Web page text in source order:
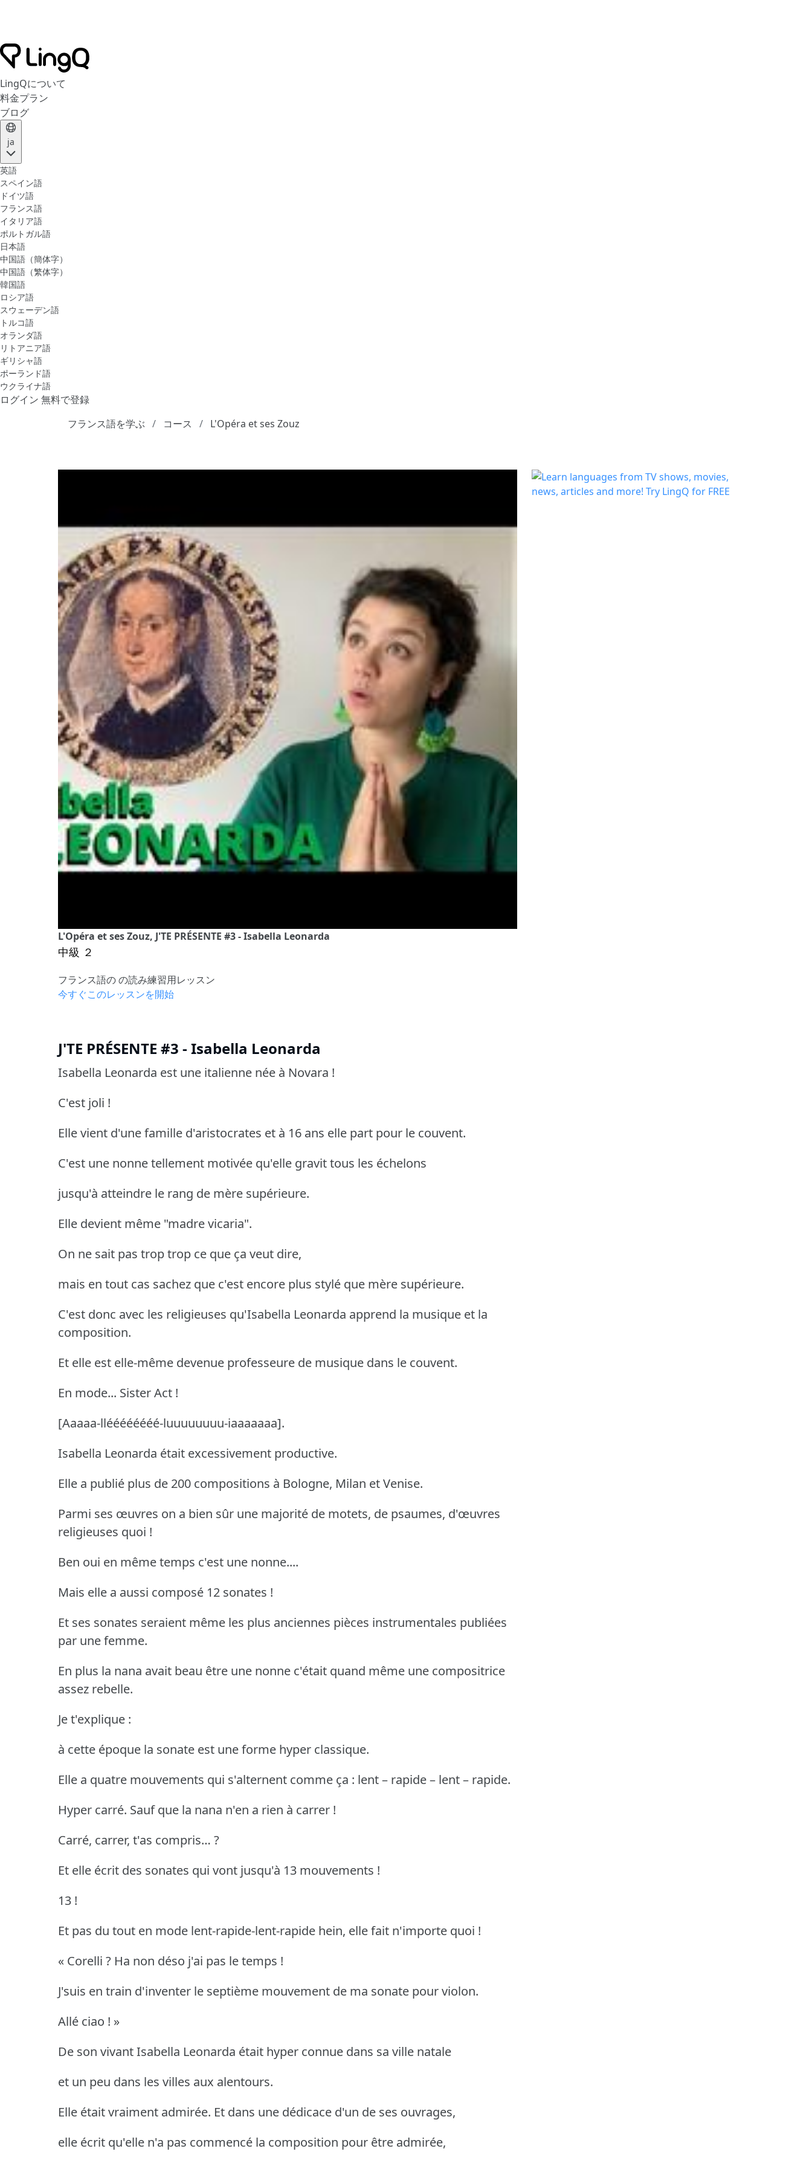
LingQについて
料金プラン
ブログ
ja
英語
スペイン語
ドイツ語
フランス語
イタリア語
ポルトガル語
日本語
中国語（簡体字）
中国語（繁体字）
韓国語
ロシア語
スウェーデン語
トルコ語
オランダ語
リトアニア語
ギリシャ語
ポーランド語
ウクライナ語
ログイン 無料で登録
フランス語を学ぶ
コース L'Opéra et ses Zouz
L'Opéra et ses Zouz, J'TE PRÉSENTE #3 - Isabella Leonarda
中級 ２
フランス語の の読み練習用レッスン
今すぐこのレッスンを開始
J'TE PRÉSENTE #3 - Isabella Leonarda
Isabella Leonarda est une italienne née à Novara !
C'est joli !
Elle vient d'une famille d'aristocrates et à 16 ans elle part pour le couvent.
C'est une nonne tellement motivée qu'elle gravit tous les échelons
jusqu'à atteindre le rang de mère supérieure.
Elle devient même "madre vicaria".
On ne sait pas trop trop ce que ça veut dire,
mais en tout cas sachez que c'est encore plus stylé que mère supérieure.
C'est donc avec les religieuses qu'Isabella Leonarda apprend la musique et la
composition.
Et elle est elle-même devenue professeure de musique dans le couvent.
En mode... Sister Act !
[Aaaaa-lléééééééé-luuuuuuuu-iaaaaaaa].
Isabella Leonarda était excessivement productive.
Elle a publié plus de 200 compositions à Bologne, Milan et Venise.
Parmi ses œuvres on a bien sûr une majorité de motets, de psaumes, d'œuvres
religieuses quoi !
Ben oui en même temps c'est une nonne....
Mais elle a aussi composé 12 sonates !
Et ses sonates seraient même les plus anciennes pièces instrumentales publiées
par une femme.
En plus la nana avait beau être une nonne c'était quand même une compositrice
assez rebelle.
Je t'explique :
à cette époque la sonate est une forme hyper classique.
Elle a quatre mouvements qui s'alternent comme ça : lent – rapide – lent – rapide.
Hyper carré. Sauf que la nana n'en a rien à carrer !
Carré, carrer, t'as compris… ?
Et elle écrit des sonates qui vont jusqu'à 13 mouvements !
13 !
Et pas du tout en mode lent-rapide-lent-rapide hein, elle fait n'importe quoi !
« Corelli ? Ha non déso j'ai pas le temps !
J'suis en train d'inventer le septième mouvement de ma sonate pour violon.
Allé ciao ! »
De son vivant Isabella Leonarda était hyper connue dans sa ville natale
et un peu dans les villes aux alentours.
Elle était vraiment admirée. Et dans une dédicace d'un de ses ouvrages,
elle écrit qu'elle n'a pas commencé la composition pour être admirée,